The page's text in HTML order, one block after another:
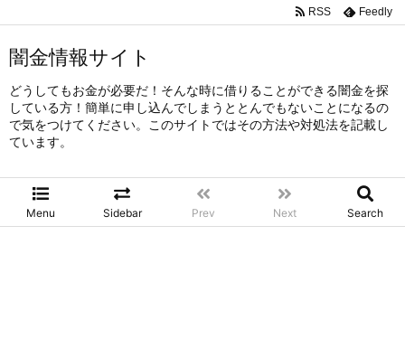
闇金情報サイト
どうしてもお金が必要だ！そんな時に借りることができる闇金を探
している方！簡単に申し込んでしまうととんでもないことになるの
で気をつけてください。このサイトではその方法や対処法を記載し
ています。
Menu Sidebar Prev Next Search
RSS Feedly